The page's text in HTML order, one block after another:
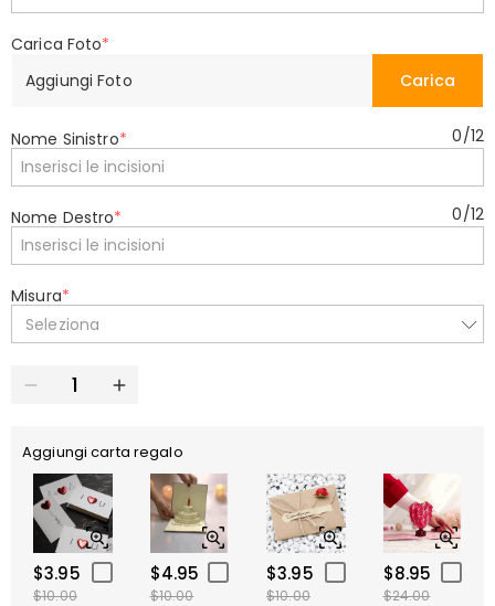
Carica Foto*
Aggiungi Foto
Carica
Nome Sinistro* 0/12
Nome Destro* 0/12
Misura*
Seleziona
Aggiungi carta regalo
$3.95
$10.00
$4.95
$10.00
$3.95
$10.00
$8.95
$24.00